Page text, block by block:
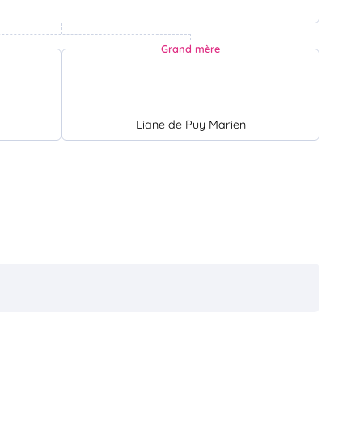
Grand mère
Liane de Puy Marien